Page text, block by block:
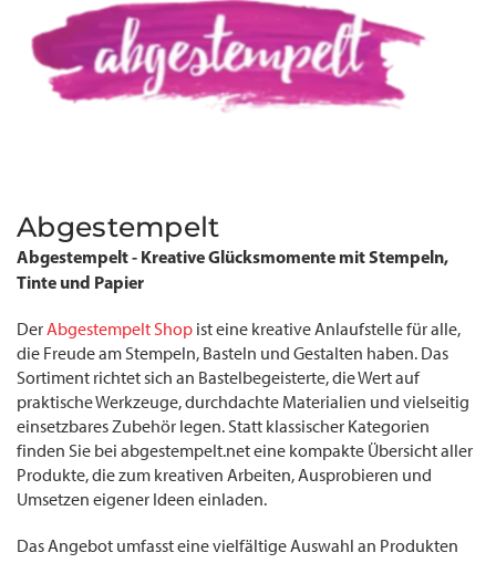
Abgestempelt
Abgestempelt - Kreative Glücksmomente mit Stempeln,
Tinte und Papier
DerAbgestempelt Shop ist eine kreative Anlaufstelle für alle,
die Freude am Stempeln, Basteln und Gestalten haben. Das
Sortiment richtet sich an Bastelbegeisterte, die Wert auf
praktische Werkzeuge, durchdachte Materialien und vielseitig
einsetzbares Zubehör legen. Statt klassischer Kategorien
finden Sie bei abgestempelt.net eine kompakte Übersicht aller
Produkte, die zum kreativen Arbeiten, Ausprobieren und
Umsetzen eigener Ideen einladen.
Das Angebot umfasst eine vielfältige Auswahl an Produkten